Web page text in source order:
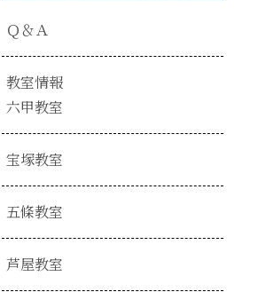
Ｑ＆Ａ
教室情報
六甲教室
宝塚教室
五條教室
芦屋教室